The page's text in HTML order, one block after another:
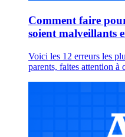
Comment faire
soient malveillants
Voici les 12 erreurs les
parents, faites attention à